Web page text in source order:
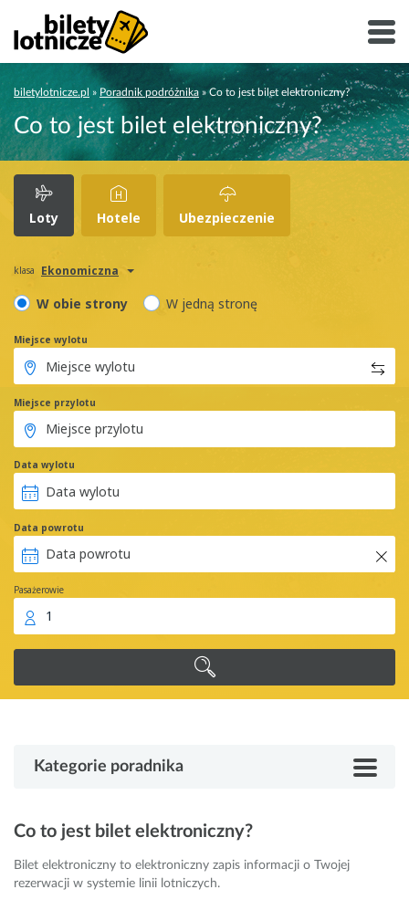
biletylotnicze.pl » Poradnik podróżnika »Co to jest bilet elektroniczny?
Co to jest bilet elektroniczny?
Loty Hotele Ubezpieczenie
klasa Ekonomiczna
W obie strony W jedną stronę
Miejsce wylotu
Miejsce przylotu
Data wylotu
Data powrotu
Pasażerowie
1
Kategorie poradnika
Co to jest bilet elektroniczny?
Bilet elektroniczny to elektroniczny zapis informacji o Twojej
rezerwacji w systemie linii lotniczych.